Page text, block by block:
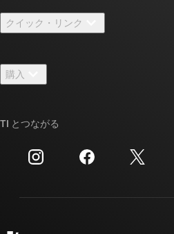
採用情報
ニュース
イベント
投資家向け情報
クイック・リンク
TI E2E™ 設計サポート・フォーラム
クロスリファレンス検索
カスタマー・サポート・センター
購入
ご注文に関する FAQ
TI とつながる